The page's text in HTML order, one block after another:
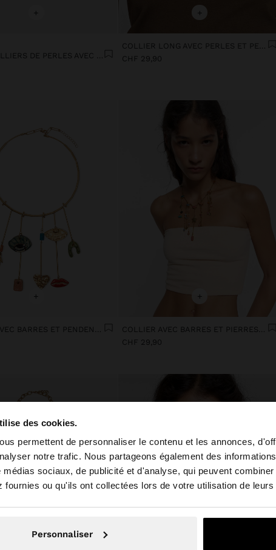
des cookies.
permettent de personnaliser le contenu et les annonces,
notre trafic. Nous partageons également des
médias sociaux, de publicité et d'analyse, qui peuvent
fournies ou qu'ils ont collectées lors de votre utilisation de
Personnaliser
au site depuis Suisse. Voulez-vous parcourir
Non, je souhaite rester sur Suisse
+ +
CHF 29,90
+ +
CHF 29,90